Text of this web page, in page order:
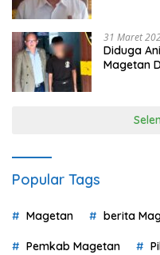
31 Maret
Diduga
Magetan
Popular Tags
Magetan berita
Pemkab Magetan